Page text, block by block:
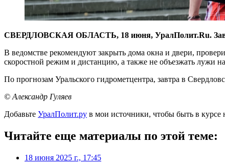
СВЕРДЛОВСКАЯ ОБЛАСТЬ, 18 июня, УралПолит.Ru.
В ведомстве рекомендуют закрыть дома окна и двери,
скоростной режим и дистанцию, а также не объезжать лужи
По прогнозам Уральского гидрометцентра, завтра в
© Александр Гуляев
Добавьте УралПолит.ру в мои источники, чтобы быть в курсе
Читайте еще материалы по этой теме:
18 июня 2025 г., 17:45